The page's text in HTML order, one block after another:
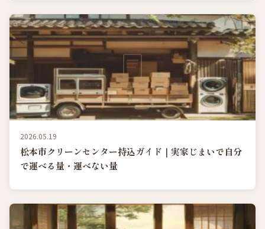
2026.05.19
松本市クリーンセンター持込ガイド｜実家じまいで自分
で運べる量・運べない量